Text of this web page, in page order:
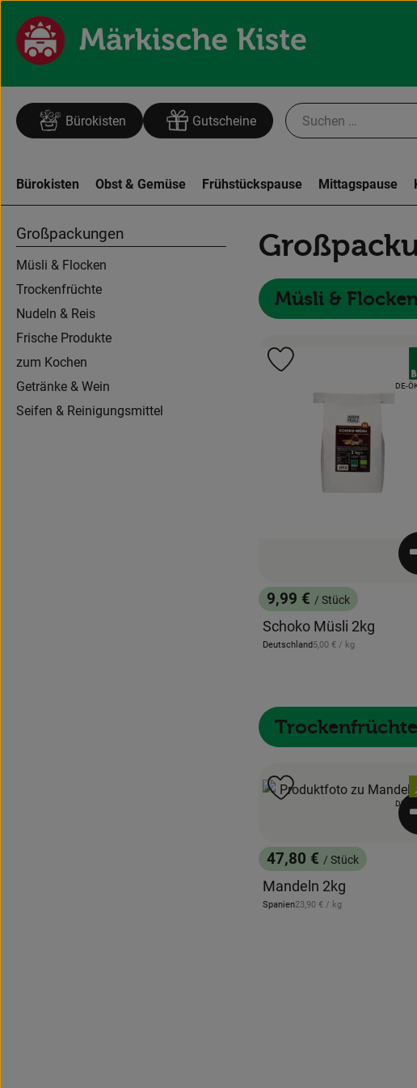
Bürokisten Gutscheine
Bürokisten Obst & Gemüse Frühstückspause Mittagspause
Großpackungen
Müsli & Flocken
Trockenfrüchte
Nudeln & Reis
Frische Produkte
zum Kochen
Getränke & Wein
Seifen & Reinigungsmittel
Müsli &
, Preis:
9,99 € / Stück
Schoko Müsli 2kg
, Herkunft:
Deutschland, Referenzpreis:
5,00 € / kg
,DE-
Produkt zu
Trockenfrüchte
, Preis:
47,80 € / Stück
Mandeln 2kg
, Herkunft:
Spanien, Referenzpreis:
23,90 € / kg
,
,DE-
Produkt zu